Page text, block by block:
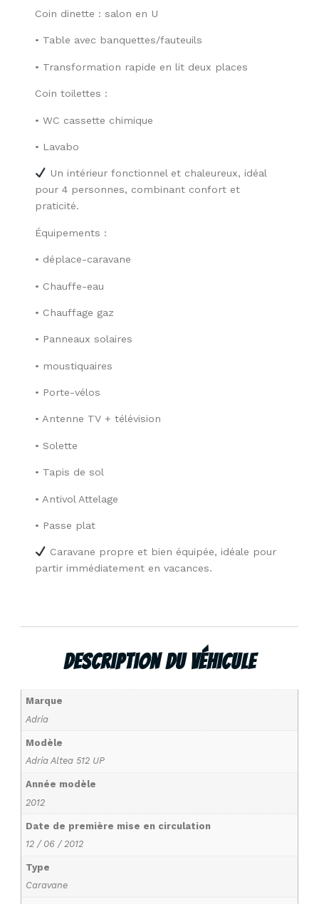
Coin dinette : salon en U
• Table avec banquettes/fauteuils
• Transformation rapide en lit deux places
Coin toilettes :
• WC cassette chimique
• Lavabo
Un intérieur fonctionnel et chaleureux, idéal
pour 4 personnes, combinant confort et
praticité.
Équipements :
• déplace-caravane
• Chauffe-eau
• Chauffage gaz
• Panneaux solaires
• moustiquaires
• Porte-vélos
• Antenne TV + télévision
• Solette
• Tapis de sol
• Antivol Attelage
• Passe plat
Caravane propre et bien équipée, idéale pour
partir immédiatement en vacances.
Description Du Véhicule
Marque
Adria
Modèle
Adria Altea 512 UP
Année modèle
2012
Date de première mise en circulation
12 / 06 / 2012
Type
Caravane